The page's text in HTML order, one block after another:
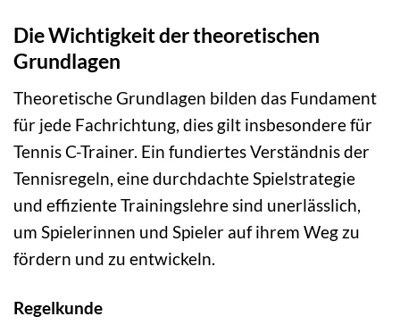
Die Wichtigkeit der theoretischen
Grundlagen
Theoretische Grundlagen bilden das Fundament
für jede Fachrichtung, dies gilt insbesondere für
Tennis C-Trainer. Ein fundiertes Verständnis der
Tennisregeln, eine durchdachte Spielstrategie
und effiziente Trainingslehre sind unerlässlich,
um Spielerinnen und Spieler auf ihrem Weg zu
fördern und zu entwickeln.
Regelkunde